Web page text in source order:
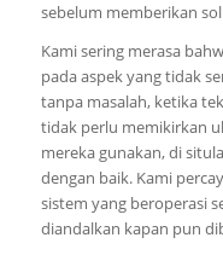
sebelum memberikan
Kami sering merasa
pada aspek yang tidak
tanpa masalah, ketika
tidak perlu memikirkan
mereka gunakan, di
dengan baik. Kami
sistem yang beroperasi
diandalkan kapan pun